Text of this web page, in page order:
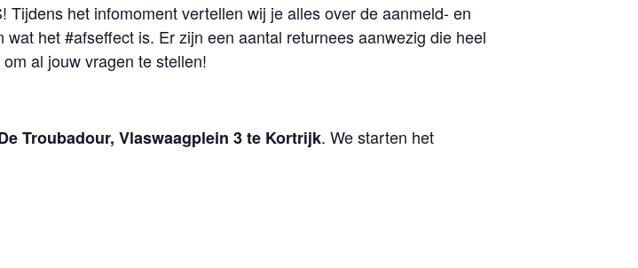
Tijdens het infomoment vertellen wij je alles over de aanmeld- en
het #afseffect is. Er zijn een aantal returnees aanwezig die heel
al jouw vragen te stellen!
Troubadour, Vlaswaagplein 3 te Kortrijk. We starten het